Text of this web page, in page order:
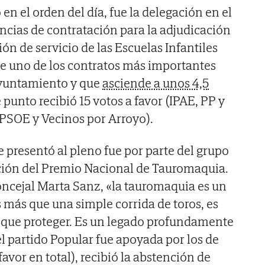
el orden del día, fue la delegación en el
de contratación para la adjudicación
de servicio de las Escuelas Infantiles
uno de los contratos más importantes
y queasciende a unos 4,5
recibió 15 votos a favor (IPAE, PP y
y Vecinos por Arroyo).
presentó al pleno fue por parte del grupo
del Premio Nacional de Tauromaquia.
Marta Sanz, «la tauromaquia es un
que una simple corrida de toros, es
proteger. Es un legado profundamente
partido Popular fue apoyada por los de
en total), recibió la abstención de